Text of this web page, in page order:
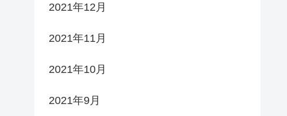
2021年12月
2021年11月
2021年10月
2021年9月